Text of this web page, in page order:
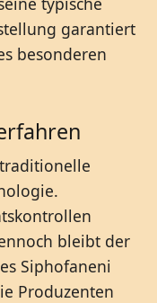
garantiert
besonderen
bleibt der
Siphofaneni
Produzenten